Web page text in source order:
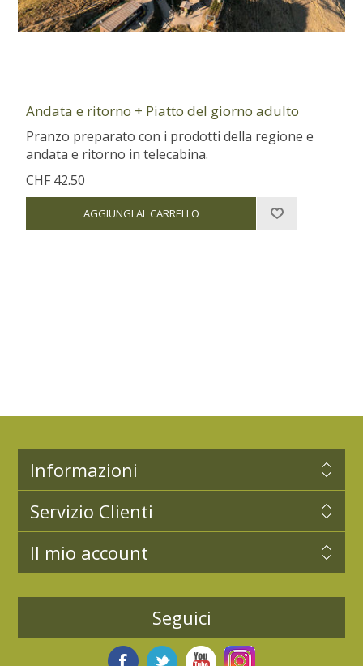
Andata e ritorno + Piatto del giorno adulto
Pranzo preparato con i prodotti della regione e
andata e ritorno in telecabina.
CHF 42.50
Informazioni
Servizio Clienti
Il mio account
Seguici